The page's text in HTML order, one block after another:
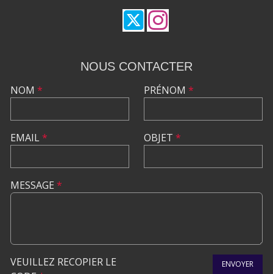
NOUS CONTACTER
NOM *
EMAIL*
PRÉNOM *
OBJET *
MESSAGE *
VEUILLEZ RECOPIER LE
ENVOYER